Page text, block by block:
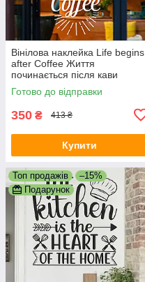
Вінілова наклейка Life begins
after Coffee Життя
починається після кави
396*970мм чашка зерна
матова білий
Готово до відправки
350 ₴ 413 ₴
Купити
Топ продажів
–15%
Подарунок